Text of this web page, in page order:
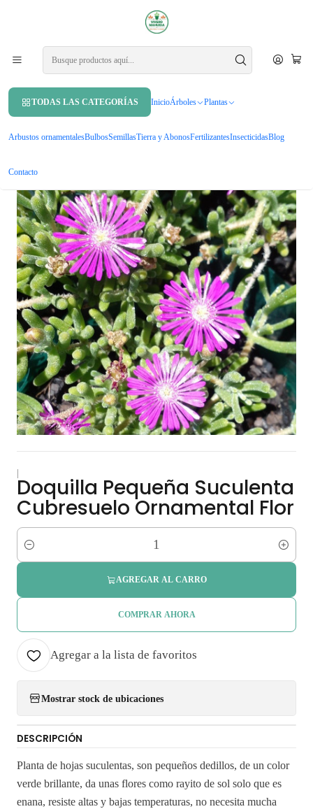
TODAS LAS CATEGORÍAS InicioÁrboles Plantas
Arbustos ornamentalesBulbosSemillasTierra y AbonosFertilizantesInsecticidasBlog
Contacto
APROVECHA UN 10% DE DCTO. EN TU PRIMERA COMPRA USANDO
Inicio Plantas
Doquilla Pequeña Suculenta Cubresuelo Ornamental Flor
Doquilla Pequeña Suculenta
Cubresuelo Ornamental Flor
Cantidad
AGREGAR AL CARRO
COMPRAR AHORA
Agregar a la lista de favoritos
Mostrar stock de ubicaciones
DESCRIPCIÓN
Planta de hojas suculentas, son pequeños dedillos, de un color
verde brillante, da unas flores como rayito de sol solo que es
enana, resiste altas y bajas temperaturas, no necesita mucha